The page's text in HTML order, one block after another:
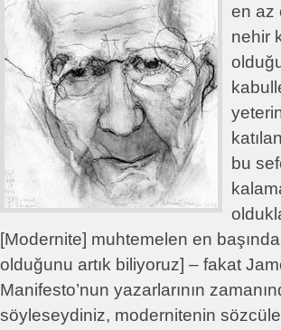
en az
nehir
bu
[Modernite] muhtemelen en
olduğunu artık biliyoruz] – fakat
Manifesto’nun yazarlarının
söyleseydiniz, modernitenin